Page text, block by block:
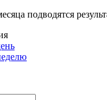
подводятся